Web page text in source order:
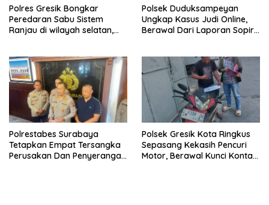
Polres Gresik Bongkar
Peredaran Sabu Sistem
Ranjau di wilayah selatan,
Polsek Duduksampeyan
Ungkap Kasus Judi Online,
Berawal Dari Laporan Sopir
Polrestabes Surabaya
Tetapkan Empat Tersangka
Perusakan Dan Penyerangan
Polsek Gresik Kota Ringkus
Sepasang Kekasih Pencuri
Motor, Berawal Kunci Kontak